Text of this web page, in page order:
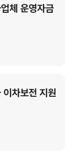
체 운영자금
차보전 지원